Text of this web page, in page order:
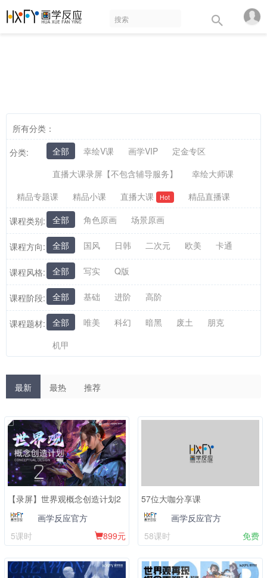
所有分类：
分类:
全部 幸绘V课 画学VIP
定金专区
直播大课录屏【不包含辅导服务】
幸绘大师课
精品专题课
精品小课 直播大课 Hot 精品直播课
课程类别: 全部 角色原画 场景原画
课程方向: 全部 国风 日韩 二次元 欧美 卡通
课程风格: 全部 写实 Q版
课程阶段: 全部 基础 进阶 高阶
课程题材: 全部 唯美 科幻 暗黑 废土
朋克
机甲
最新 最热 推荐
【录屏】世界观概念创造计划2
画学反应官方
5课时
899元
57位大咖分享课
画学反应官方
58课时
免费